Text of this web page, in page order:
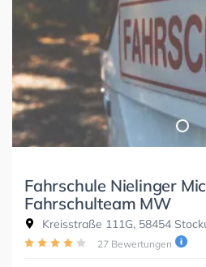
Fahrschule Nielinger
Fahrschulteam MW
Kreisstraße 111G, 58454
27 Bewertungen